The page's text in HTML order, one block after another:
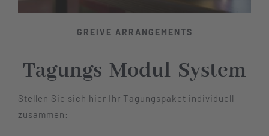
Kontakt
GREIVE ARRANGEMENTS
Tagungs-Modul-System
Stellen Sie sich hier Ihr Tagungspaket individuell
zusammen: